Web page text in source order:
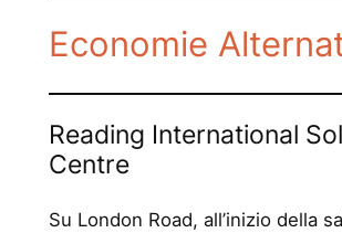
Economie
Reading International
Centre
Su London Road, all’inizio della